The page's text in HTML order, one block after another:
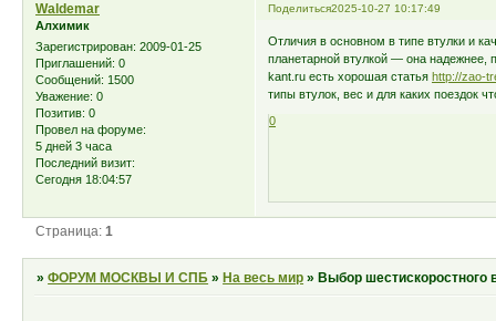
Поделиться2025-10-27 10:17:49
Waldemar
Алхимик
Зарегистрирован: 2009-01-25
Приглашений: 0
Сообщений: 1500
Уважение: 0
Позитив: 0
Провел на форуме:
5 дней 3 часа
Последний визит:
Сегодня 18:04:57
Отличия в основном в типе втулки и
планетарной втулкой — она надежнее,
kant.ru есть хорошая статьяhttp://zao-
типы втулок, вес и для каких поездок
0
Страница:1
»ФОРУМ МОСКВЫ И СПБ » На весь мир » Выбор шестискоростного